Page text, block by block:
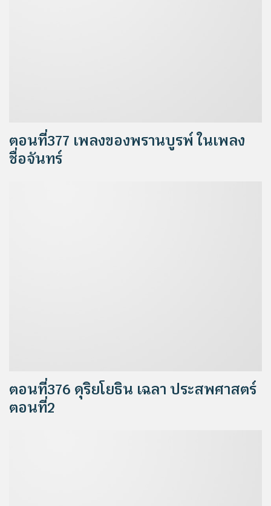
ตอนที่377 เพลงของพรานบูรพ์ ในเพลง
ชื่อจันทร์
ตอนที่376 ดุริยโยธิน เฉลา ประสพศาสตร์
ตอนที่2